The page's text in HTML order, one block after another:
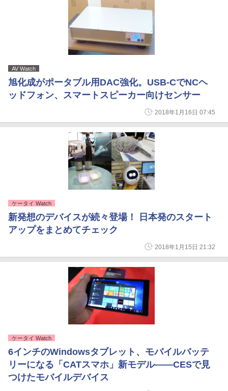
AV Watch
旭化成がポータブル用DAC強化。USB-CでNCヘ
ッドフォン、スマートスピーカー向けセンサー
2018年1月16日 07:45
ケータイ Watch
新発想のデバイスが続々登場！ 日本発のスタート
アップをまとめてチェック
2018年1月15日 21:32
ケータイ Watch
6インチのWindowsタブレット、モバイルバッテ
リーになる「CATスマホ」新モデル――CESで見
つけたモバイルデバイス